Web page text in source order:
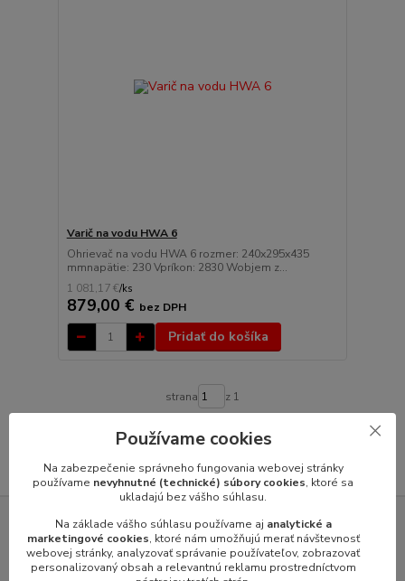
Varič na vodu HWA 6
Ohrievač na vodu HWA 6 rozmer: 240x295x435
mmnapätie: 230 Vpríkon: 2830 Wobjem z...
1 081,17 €/ks
879,00 € bez DPH
Pridať do košíka
strana z 1
SERVIS GASTROZARIADENÍ VÝROBCOV
Používame cookies
Na zabezpečenie správneho fungovania webovej stránky
používame nevyhnutné (technické) súbory cookies, ktoré sa
ukladajú bez vášho súhlasu.
Na základe vášho súhlasu používame aj analytické a
marketingové cookies, ktoré nám umožňujú merať návštevnosť
webovej stránky, analyzovať správanie používateľov, zobrazovať
personalizovaný obsah a relevantnú reklamu prostredníctvom